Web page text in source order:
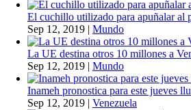
El cuchillo utilizado para apuñalar al
Sep 12, 2019 | Mundo
La UE destina otros 10 millones a
Sep 12, 2019 | Mundo
Inameh pronostica para este jueves
Sep 12, 2019 | Venezuela